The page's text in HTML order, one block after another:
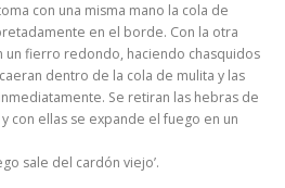
con una misma mano la cola de
en el borde. Con la otra
un fierro redondo, haciendo chasquidos
dentro de la cola de mulita y las
Se retiran las hebras de
con ellas se expande el fuego en un
sale del cardón viejo’.